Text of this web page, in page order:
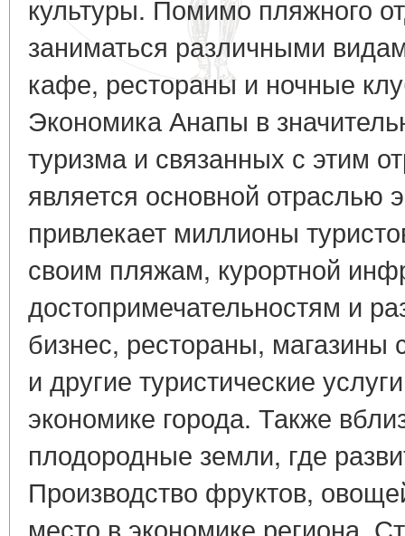
культуры. Помимо пляжного
заниматься различными
кафе, рестораны и ночные
Экономика Анапы в
туризма и связанных с этим
является основной отраслью
привлекает миллионы
своим пляжам, курортной
достопримечательностям и
бизнес, рестораны, магазины
и другие туристические
экономике города. Также
плодородные земли, где
Производство фруктов,
место в экономике региона.